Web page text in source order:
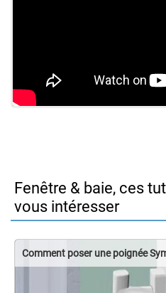
Fenêtre & baie, ces
vous intéresser
Comment poser une poignée